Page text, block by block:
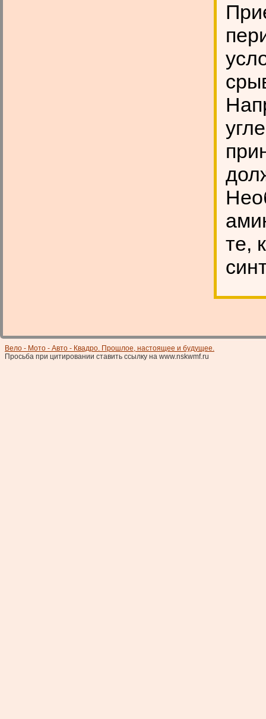
те,
Вело - Мото - Авто - Квадро. Прошлое, настоящее и будущее.
Просьба при цитировании ставить ссылку на www.nskwmf.ru